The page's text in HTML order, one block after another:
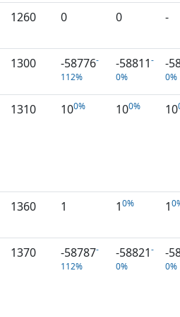
1260 0 0 -
1300 -58776-
112%
-58811-
0%
-
0%
1310 100% 100% 10
1360 1 10% 1
1370 -58787-
112%
-58821-
0%
-
0%